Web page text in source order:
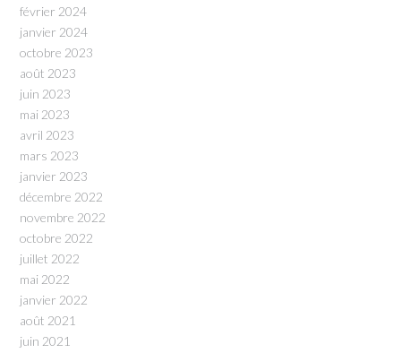
février 2024
janvier 2024
octobre 2023
août 2023
juin 2023
mai 2023
avril 2023
mars 2023
janvier 2023
décembre 2022
novembre 2022
octobre 2022
juillet 2022
mai 2022
janvier 2022
août 2021
juin 2021